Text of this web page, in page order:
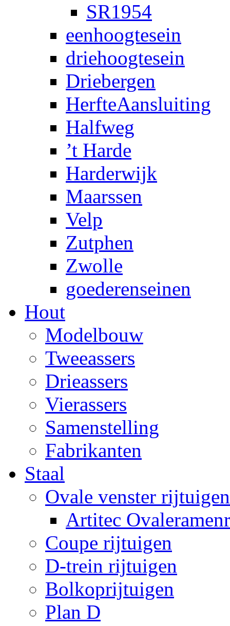
SR1954
eenhoogtesein
driehoogtesein
Driebergen
HerfteAansluiting
Halfweg
’t Harde
Harderwijk
Maarssen
Velp
Zutphen
Zwolle
goederenseinen
Hout
Modelbouw
Tweeassers
Drieassers
Vierassers
Samenstelling
Fabrikanten
Staal
Ovale venster rijtuigen
Artitec
Coupe rijtuigen
D-trein rijtuigen
Bolkoprijtuigen
Plan D